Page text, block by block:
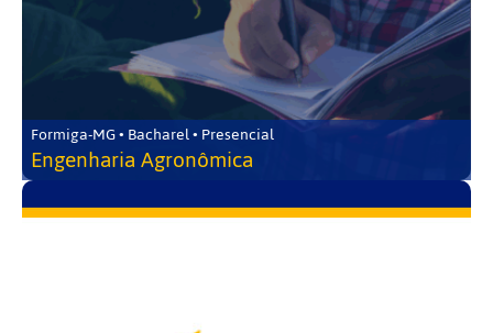
Formiga-MG • Bacharel • Presencial
Engenharia Agronômica